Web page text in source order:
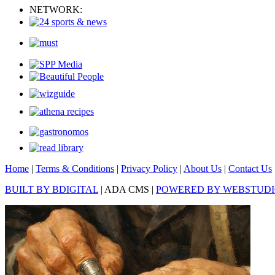
NETWORK:
Home | Terms & Conditions | Privacy Policy | About Us | Contact Us
BUILT BY BDIGITAL | ADA CMS | POWERED BY